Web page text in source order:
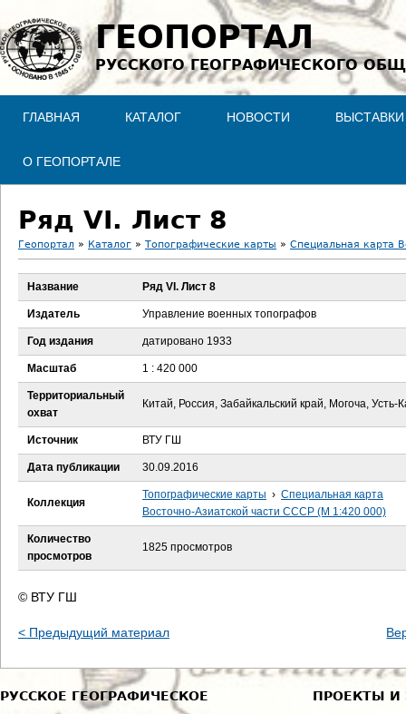
Jump to navigation
ГЕОПОРТАЛ
РУССКОГО ГЕОГРАФИЧЕСКОГО
ГЛАВНАЯ КАТАЛОГ НОВОСТИ ВЫСТАВКИ
О ГЕОПОРТАЛЕ
Ряд VI. Лист 8
В
ы
д
е
с
ь
Геопортал » Каталог » Топографические карты » Специальная карта
Название Ряд VI. Лист 8
Издатель Управление военных топографов
Год издания датировано 1933
Масштаб 1 : 420 000
Территориальный
охват
Китай, Россия, Забайкальский край, Могоча, Усть-
Источник ВТУ ГШ
Дата публикации 30.09.2016
Коллекция
Топографические карты › Специальная карта
Восточно-Азиатской части СССР (М 1:420 000)
Количество
просмотров
1825 просмотров
© ВТУ ГШ
< Предыдущий материал
РУССКОЕ ГЕОГРАФИЧЕСКОЕ
ПРОЕКТЫ И